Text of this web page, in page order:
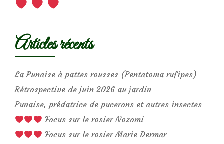
Articles récents
La Punaise à pattes rousses (Pentatoma rufipes)
Rétrospective de juin 2026 au jardin
Punaise, prédatrice de pucerons et autres insectes
Focus sur le rosier Nozomi
Focus sur le rosier Marie Dermar